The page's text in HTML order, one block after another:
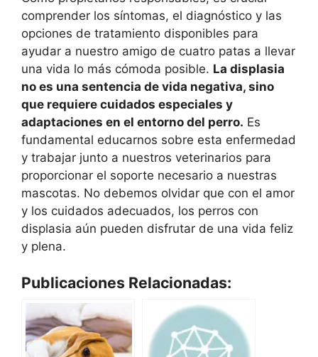
comprender los síntomas, el diagnóstico y las
opciones de tratamiento disponibles para
ayudar a nuestro amigo de cuatro patas a llevar
una vida lo más cómoda posible. La displasia
no es una sentencia de vida negativa, sino
que requiere cuidados especiales y
adaptaciones en el entorno del perro. Es
fundamental educarnos sobre esta enfermedad
y trabajar junto a nuestros veterinarios para
proporcionar el soporte necesario a nuestras
mascotas. No debemos olvidar que con el amor
y los cuidados adecuados, los perros con
displasia aún pueden disfrutar de una vida feliz
y plena.
Publicaciones Relacionadas: